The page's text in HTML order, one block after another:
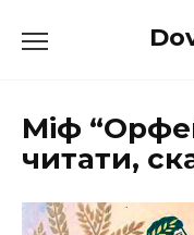
до
Міф
читати,